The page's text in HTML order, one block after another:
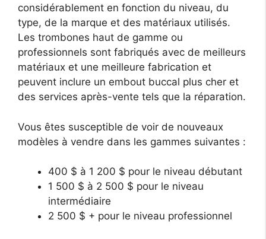
considérablement en fonction du niveau, du
type, de la marque et des matériaux utilisés.
Les trombones haut de gamme ou
professionnels sont fabriqués avec de meilleurs
matériaux et une meilleure fabrication et
peuvent inclure un embout buccal plus cher et
des services après-vente tels que la réparation.
Vous êtes susceptible de voir de nouveaux
modèles à vendre dans les gammes suivantes :
400 $ à 1 200 $ pour le niveau débutant
1 500 $ à 2 500 $ pour le niveau
intermédiaire
2 500 $ + pour le niveau professionnel